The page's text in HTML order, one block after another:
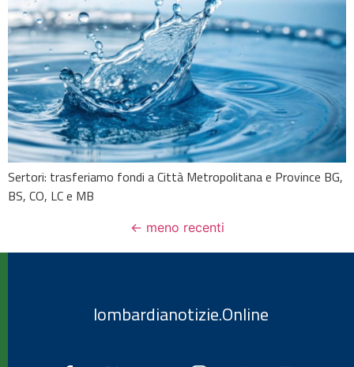
Sertori: trasferiamo fondi a Città Metropolitana e Province BG,
BS, CO, LC e MB
← meno recenti
lombardianotizie.Online